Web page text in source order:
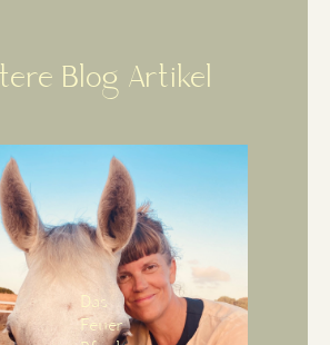
Blog Artikel
Das
Feuer